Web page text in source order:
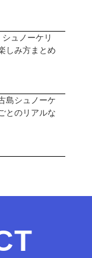
ュノーケリ
しみ方まとめ
島シュノーケ
とのリアルな